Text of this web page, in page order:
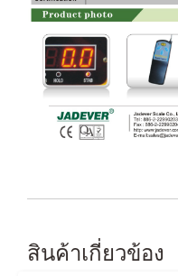
สินค้าเกี่ยวข้อง